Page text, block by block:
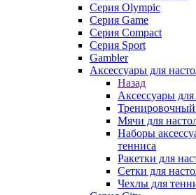
Серия Olympic
Серия Game
Серия Compact
Серия Sport
Gambler
Аксессуары для
Назад
Аксессуары для
Тренировочный
Мячи для
Наборы
тенниса
Ракетки для
Сетки для
Чехлы для